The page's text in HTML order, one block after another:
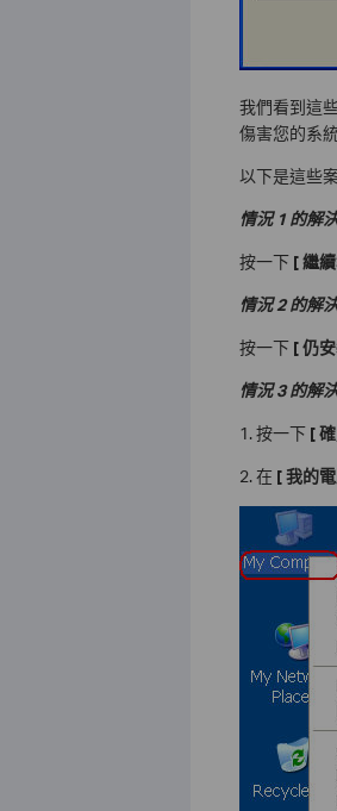
我們看到這
傷害您的系
以下是這些
情況 1 的解
按一下 [繼
情況2的解
按一下 [仍
情況3的解
1. 按一下 [
2. 在 [我的